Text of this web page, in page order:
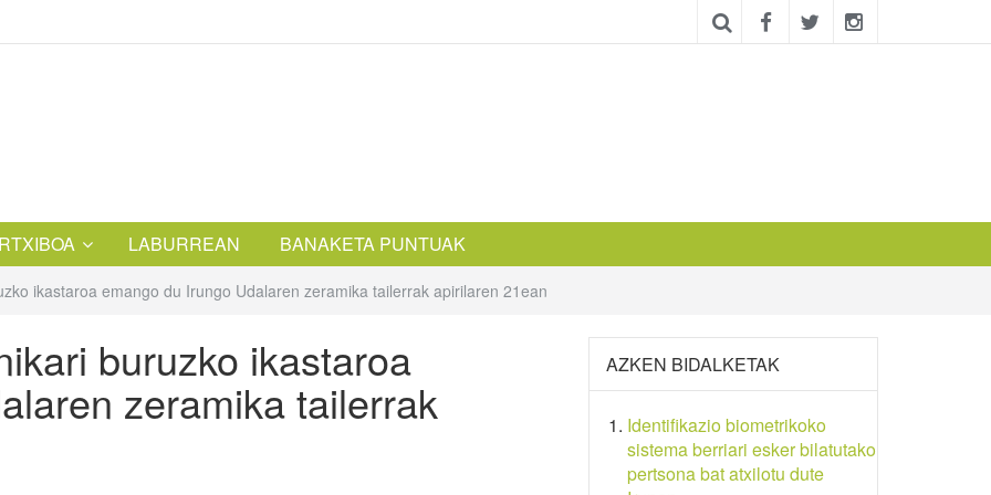
LABURREAN BANAKETA PUNTUAK
ikastaroa emango du Irungo Udalaren zeramika tailerrak apirilaren 21ean
buruzko ikastaroa
zeramika tailerrak
AZKEN BIDALKETAK
Identifikazio biometrikoko
sistema berriari esker bilatutako
pertsona bat atxilotu dute